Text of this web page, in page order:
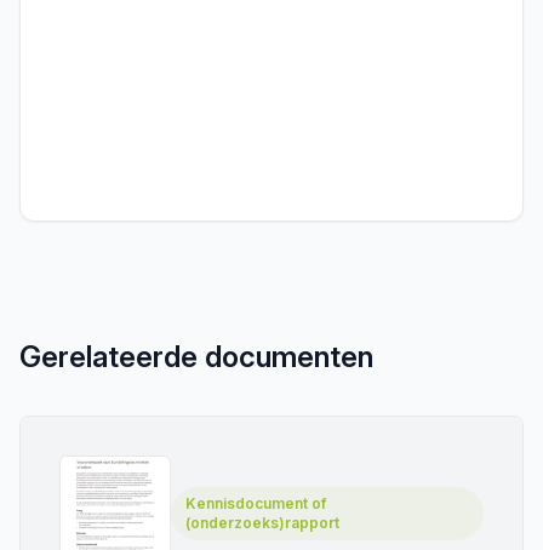
Gerelateerde documenten
Kennisdocument of
(onderzoeks)rapport